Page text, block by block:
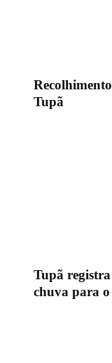
Tupã
Tupã
chuva para